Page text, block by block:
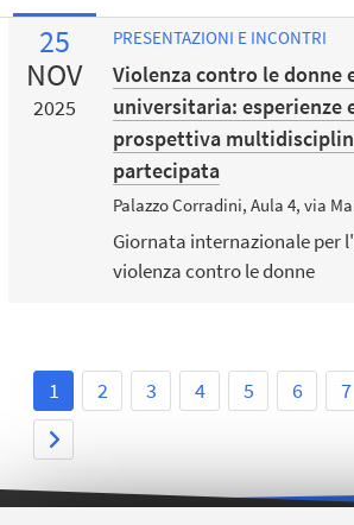
25
NOV
2025
PRESENTAZIONI E INCONTRI
Violenza contro le donne
universitaria: esperienze
prospettiva
partecipata
Palazzo Corradini, Aula 4, via
Giornata internazionale per
violenza contro le donne
1 2 3 4 5 6 7